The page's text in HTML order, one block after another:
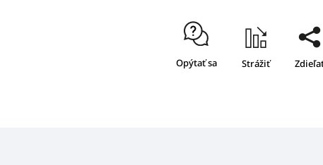
Opýtať sa Strážiť